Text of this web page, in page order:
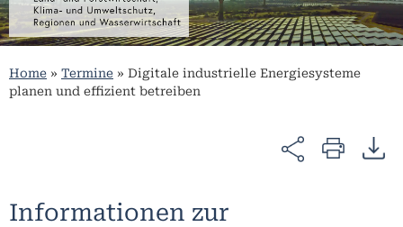
Home » Termine » Digitale industrielle Energiesysteme
planen und effizient betreiben
Informationen zur